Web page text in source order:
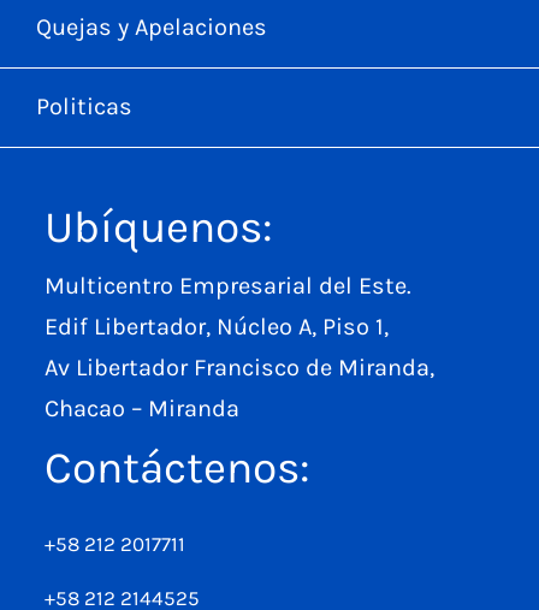
Quejas y Apelaciones
Politicas
Ubíquenos:
Multicentro Empresarial del Este.
Edif Libertador, Núcleo A, Piso 1,
Av Libertador Francisco de Miranda,
Chacao – Miranda
Contáctenos:
+58 212 2017711
+58 212 2144525